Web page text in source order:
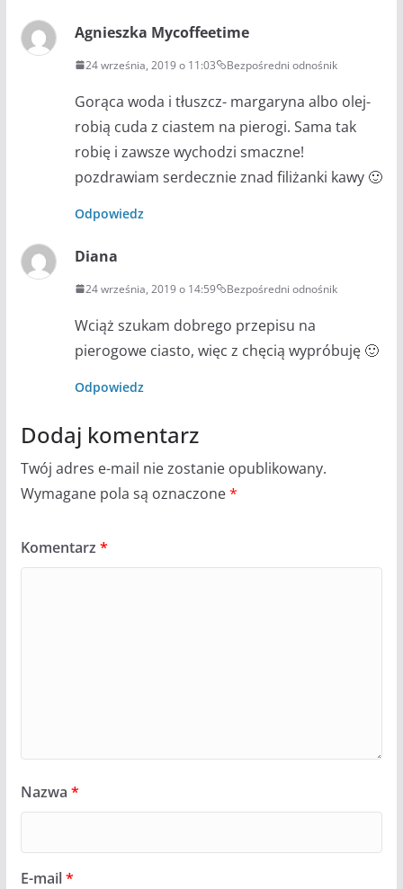
Agnieszka Mycoffeetime
24 września, 2019 o 11:03 Bezpośredni odnośnik
Gorąca woda i tłuszcz- margaryna albo olej-
robią cuda z ciastem na pierogi. Sama tak
robię i zawsze wychodzi smaczne!
pozdrawiam serdecznie znad filiżanki kawy 🙂
Odpowiedz
Diana
24 września, 2019 o 14:59 Bezpośredni odnośnik
Wciąż szukam dobrego przepisu na
pierogowe ciasto, więc z chęcią wypróbuję 🙂
Odpowiedz
Dodaj komentarz
Twój adres e-mail nie zostanie opublikowany.
Wymagane pola są oznaczone*
Komentarz *
Nazwa *
E-mail*